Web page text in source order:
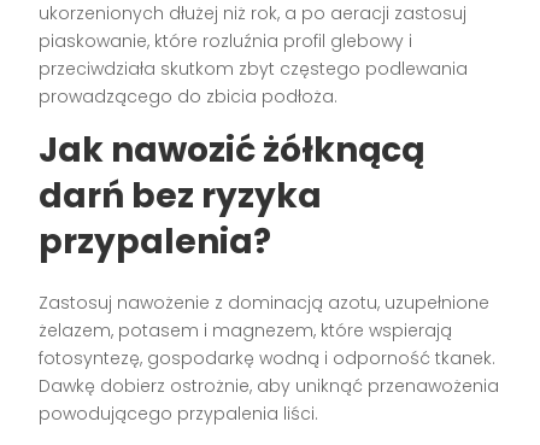
ukorzenionych dłużej niż rok, a po aeracji zastosuj
piaskowanie, które rozluźnia profil glebowy i
przeciwdziała skutkom zbyt częstego podlewania
prowadzącego do zbicia podłoża.
Jak nawozić żółknącą
darń bez ryzyka
przypalenia?
Zastosuj nawożenie z dominacją azotu, uzupełnione
żelazem, potasem i magnezem, które wspierają
fotosyntezę, gospodarkę wodną i odporność tkanek.
Dawkę dobierz ostrożnie, aby uniknąć przenawożenia
powodującego przypalenia liści.